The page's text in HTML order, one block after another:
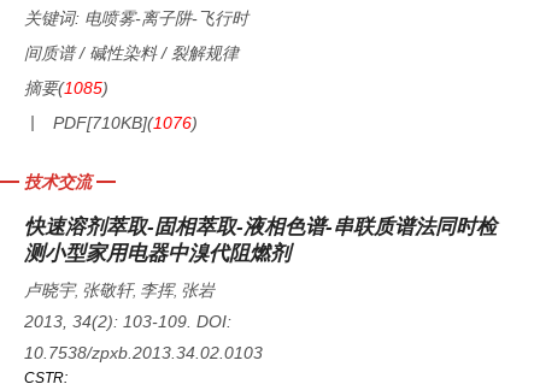
关键词: 电喷雾-离子阱-飞行时
间质谱/ 碱性染料/ 裂解规律
摘要(1085)
PDF[710KB](1076)
技术交流
快速溶剂萃取-固相萃取-液相色谱-串联质谱法同时检
测小型家用电器中溴代阻燃剂
卢晓宇, 张敬轩, 李挥, 张岩
2013, 34(2): 103-109. DOI:
10.7538/zpxb.2013.34.02.0103
CSTR: